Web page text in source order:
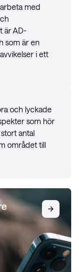
med
är AD-
som är en
i ett
och lyckade
som hör
antal
området till